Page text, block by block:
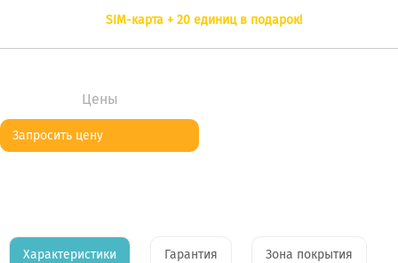
SIM-карта + 20 единиц в подарок!
Цены
Запросить цену
Характеристики Гарантия Зона покрытия